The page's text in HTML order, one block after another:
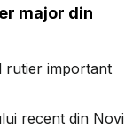
major din
rutier important
recent din Novi